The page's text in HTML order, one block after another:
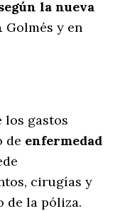
la nueva
Golmés y en
los gastos
de enfermedad
cirugías y
de la póliza.